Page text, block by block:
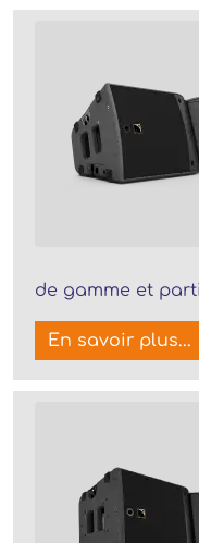
de gamme et
En savoir plus...